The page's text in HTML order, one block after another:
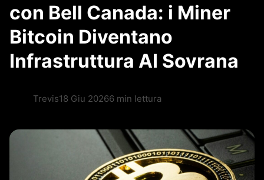
con Bell Canada: i Miner
Bitcoin Diventano
Infrastruttura AI Sovrana
Trevis18 Giu 20266 min lettura